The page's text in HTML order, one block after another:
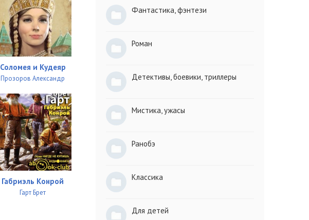
15:06
13:06
17:57
06:13
19:29
14:15
12:44
15:27
21:05
Соломея и Кудеяр
Прозоров Александр
Габриэль Конрой
Гарт Брет
Фантастика, фэнтези
Роман
Детективы, боевики, триллеры
Мистика, ужасы
Ранобэ
Классика
Для детей